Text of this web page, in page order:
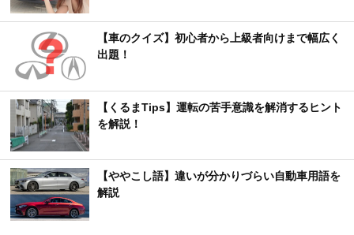
【車のクイズ】初心者から上級者向けまで幅広く
出題！
【くるまTips】運転の苦手意識を解消するヒント
を解説！
【ややこし語】違いが分かりづらい自動車用語を
解説